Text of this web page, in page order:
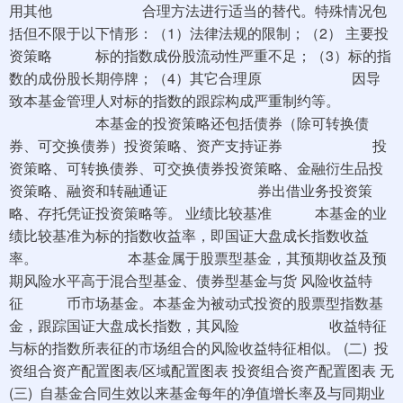
用其他 合理方法进行适当的替代。特殊情况包
括但不限于以下情形：（1）法律法规的限制；（2） 主要投
资策略 标的指数成份股流动性严重不足；（3）标的指
数的成份股长期停牌；（4）其它合理原 因导
致本基金管理人对标的指数的跟踪构成严重制约等。
本基金的投资策略还包括债券（除可转换债
券、可交换债券）投资策略、资产支持证券 投
资策略、可转换债券、可交换债券投资策略、金融衍生品投
资策略、融资和转融通证 券出借业务投资策
略、存托凭证投资策略等。 业绩比较基准 本基金的业
绩比较基准为标的指数收益率，即国证大盘成长指数收益
率。 本基金属于股票型基金，其预期收益及预
期风险水平高于混合型基金、债券型基金与货 风险收益特
征 币市场基金。本基金为被动式投资的股票型指数基
金，跟踪国证大盘成长指数，其风险 收益特征
与标的指数所表征的市场组合的风险收益特征相似。 (二) 投
资组合资产配置图表/区域配置图表 投资组合资产配置图表 无
(三) 自基金合同生效以来基金每年的净值增长率及与同期业